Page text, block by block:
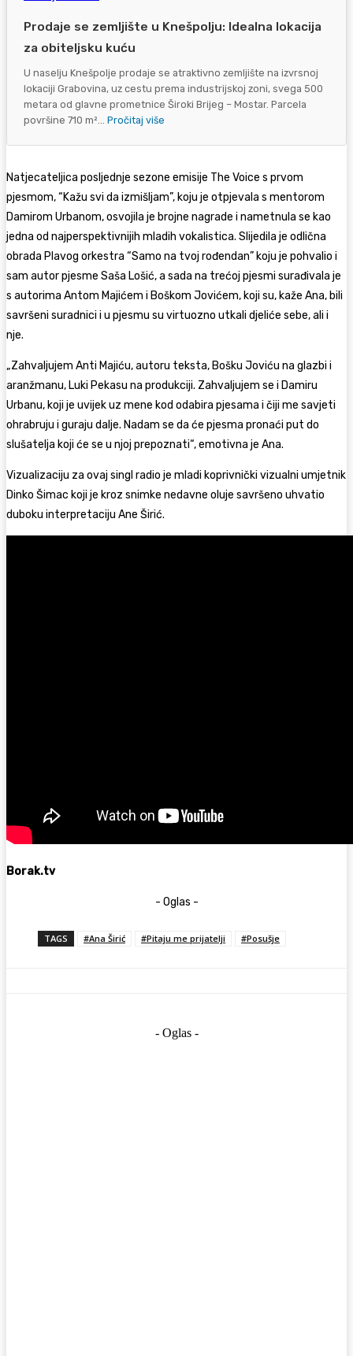
Prodaje se zemljište u Knešpolju: Idealna lokacija
za obiteljsku kuću
U naselju Knešpolje prodaje se atraktivno zemljište na izvrsnoj
lokaciji Grabovina, uz cestu prema industrijskoj zoni, svega 500
metara od glavne prometnice Široki Brijeg – Mostar. Parcela
površine 710 m²... Pročitaj više
Natjecateljica posljednje sezone emisije The Voice s prvom
pjesmom, “Kažu svi da izmišljam”, koju je otpjevala s mentorom
Damirom Urbanom, osvojila je brojne nagrade i nametnula se kao
jedna od najperspektivnijih mladih vokalistica. Slijedila je odlična
obrada Plavog orkestra “Samo na tvoj rođendan” koju je pohvalio i
sam autor pjesme Saša Lošić, a sada na trećoj pjesmi surađivala je
s autorima Antom Majićem i Boškom Jovićem, koji su, kaže Ana, bili
savršeni suradnici i u pjesmu su virtuozno utkali djeliće sebe, ali i
nje.
„Zahvaljujem Anti Majiću, autoru teksta, Bošku Joviću na glazbi i
aranžmanu, Luki Pekasu na produkciji. Zahvaljujem se i Damiru
Urbanu, koji je uvijek uz mene kod odabira pjesama i čiji me savjeti
ohrabruju i guraju dalje. Nadam se da će pjesma pronaći put do
slušatelja koji će se u njoj prepoznati“, emotivna je Ana.
Vizualizaciju za ovaj singl radio je mladi koprivnički vizualni umjetnik
Dinko Šimac koji je kroz snimke nedavne oluje savršeno uhvatio
duboku interpretaciju Ane Širić.
Borak.tv
- Oglas -
TAGS #Ana Širić #Pitaju me prijatelji #Posušje
- Oglas -